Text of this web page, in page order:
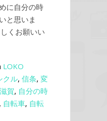
に自分の時
と思いま
くお願いい
LOKO
クル, 信条, 変
滋賀, 自分の時
, 自転車, 自転